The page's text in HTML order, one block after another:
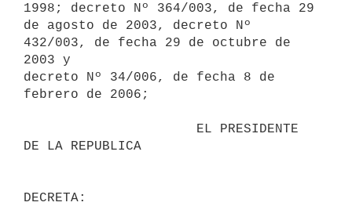
1998; decreto Nº 364/003, de fecha 29
de agosto de 2003, decreto Nº
432/003, de fecha 29 de octubre de
2003 y
decreto Nº 34/006, de fecha 8 de
febrero de 2006;
DE LA REPUBLICA